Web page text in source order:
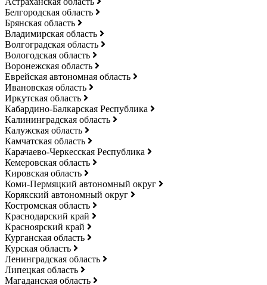
Белгородская область
Брянская область
Владимирская область
Волгоградская область
Вологодская область
Воронежская область
Еврейская автономная область
Ивановская область
Иркутская область
Кабардино-Балкарская Республика
Калининградская область
Калужская область
Камчатская область
Карачаево-Черкесская Республика
Кемеровская область
Кировская область
Коми-Пермяцкий автономный округ
Корякский автономный округ
Костромская область
Краснодарский край
Красноярский край
Курганская область
Курская область
Ленинградская область
Липецкая область
Магаданская область